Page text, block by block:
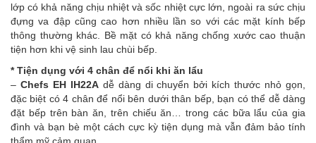
lớp có khả năng chịu nhiệt và sốc nhiệt cực lớn, ngoài ra sức chịu
đựng va đập cũng cao hơn nhiều lần so với các mặt kính bếp
thông thường khác. Bề mặt có khả năng chống xước cao thuận
tiện hơn khi vệ sinh lau chùi bếp.
* Tiện dụng với 4 chân để nổi khi ăn lẩu
– Chefs EH IH22Adễ dàng di chuyển bởi kích thước nhỏ gọn,
đặc biệt có 4 chân để nổi bên dưới thân bếp, bạn có thể dễ dàng
đặt bếp trên bàn ăn, trên chiếu ăn… trong các bữa lẩu của gia
đình và bạn bè một cách cực kỳ tiện dụng mà vẫn đảm bảo tính